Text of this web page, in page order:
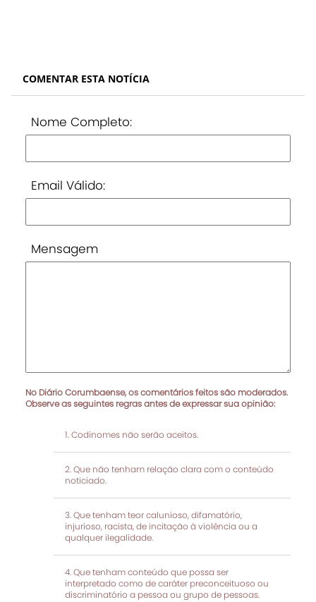
COMENTAR ESTA NOTÍCIA
Nome Completo:
Email Válido:
Mensagem
No Diário Corumbaense, os comentários feitos são moderados.
Observe as seguintes regras antes de expressar sua opinião:
Codinomes não serão aceitos.
Que não tenham relação clara com o conteúdo
noticiado.
Que tenham teor calunioso, difamatório,
injurioso, racista, de incitação à violência ou a
qualquer ilegalidade.
Que tenham conteúdo que possa ser
interpretado como de caráter preconceituoso ou
discriminatório a pessoa ou grupo de pessoas.